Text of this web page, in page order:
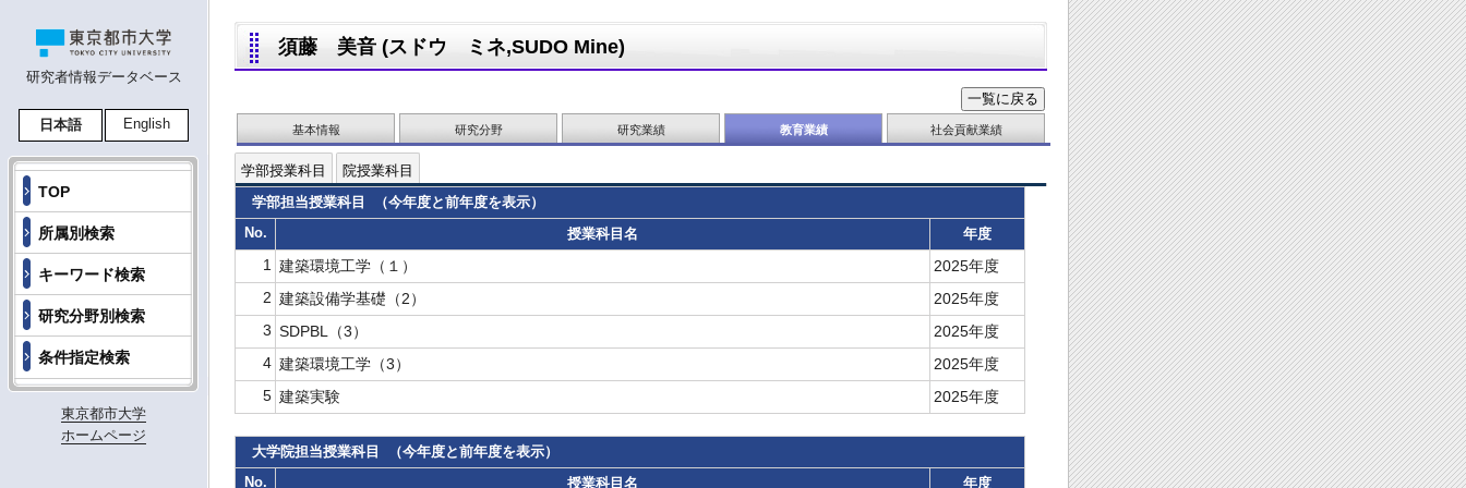
研究者情報データベース
日本語 English
TOP
所属別検索
キーワード検索
研究分野別検索
条件指定検索
東京都市大学
ホームページ
須藤 美音 (スドウ ミネ,SUDO Mine)
基本情報 研究分野 研究業績 教育業績 社会貢献業績
学部授業科目
院授業科目
学部担当授業科目 （今年度と前年度を表示）
No.
授業科目名 年度
1 建築環境工学（１）
2025年度
2 建築設備学基礎（2）
2025年度
3 SDPBL（3）
2025年度
4 建築環境工学（3）
2025年度
5 建築実験 2025年度
大学院担当授業科目 （今年度と前年度を表示）
No.
授業科目名 年度